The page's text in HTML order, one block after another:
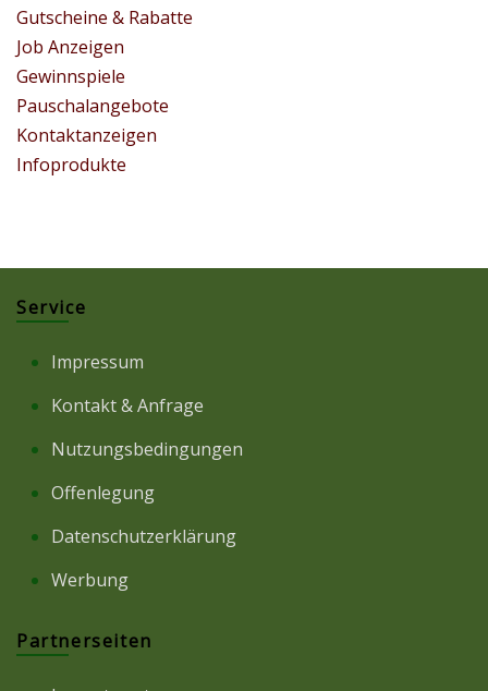
Gutscheine & Rabatte
Job Anzeigen
Gewinnspiele
Pauschalangebote
Kontaktanzeigen
Infoprodukte
Service
Impressum
Kontakt & Anfrage
Nutzungsbedingungen
Offenlegung
Datenschutzerklärung
Werbung
Partnerseiten